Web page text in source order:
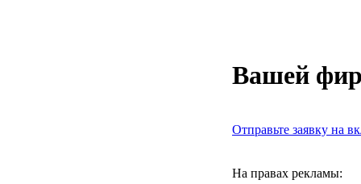
Вашей
Отправьте заявку на
На правах рекламы: